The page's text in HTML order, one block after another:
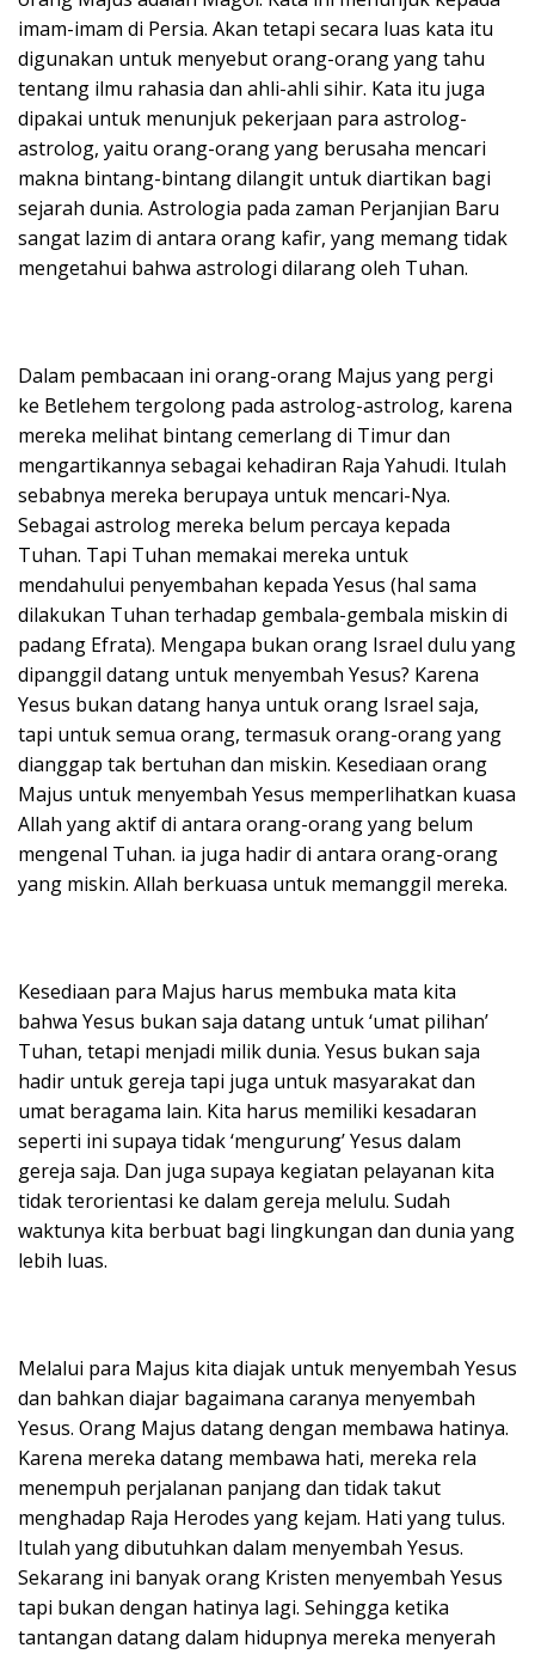
imam-imam di Persia. Akan tetapi secara luas kata itu
digunakan untuk menyebut orang-orang yang tahu
tentang ilmu rahasia dan ahli-ahli sihir. Kata itu juga
dipakai untuk menunjuk pekerjaan para astrolog-
astrolog, yaitu orang-orang yang berusaha mencari
makna bintang-bintang dilangit untuk diartikan bagi
sejarah dunia. Astrologia pada zaman Perjanjian Baru
sangat lazim di antara orang kafir, yang memang tidak
mengetahui bahwa astrologi dilarang oleh Tuhan.
Dalam pembacaan ini orang-orang Majus yang pergi
ke Betlehem tergolong pada astrolog-astrolog, karena
mereka melihat bintang cemerlang di Timur dan
mengartikannya sebagai kehadiran Raja Yahudi. Itulah
sebabnya mereka berupaya untuk mencari-Nya.
Sebagai astrolog mereka belum percaya kepada
Tuhan. Tapi Tuhan memakai mereka untuk
mendahului penyembahan kepada Yesus (hal sama
dilakukan Tuhan terhadap gembala-gembala miskin di
padang Efrata). Mengapa bukan orang Israel dulu yang
dipanggil datang untuk menyembah Yesus? Karena
Yesus bukan datang hanya untuk orang Israel saja,
tapi untuk semua orang, termasuk orang-orang yang
dianggap tak bertuhan dan miskin. Kesediaan orang
Majus untuk menyembah Yesus memperlihatkan kuasa
Allah yang aktif di antara orang-orang yang belum
mengenal Tuhan. ia juga hadir di antara orang-orang
yang miskin. Allah berkuasa untuk memanggil mereka.
Kesediaan para Majus harus membuka mata kita
bahwa Yesus bukan saja datang untuk ‘umat pilihan’
Tuhan, tetapi menjadi milik dunia. Yesus bukan saja
hadir untuk gereja tapi juga untuk masyarakat dan
umat beragama lain. Kita harus memiliki kesadaran
seperti ini supaya tidak ‘mengurung’ Yesus dalam
gereja saja. Dan juga supaya kegiatan pelayanan kita
tidak terorientasi ke dalam gereja melulu. Sudah
waktunya kita berbuat bagi lingkungan dan dunia yang
lebih luas.
Melalui para Majus kita diajak untuk menyembah Yesus
dan bahkan diajar bagaimana caranya menyembah
Yesus. Orang Majus datang dengan membawa hatinya.
Karena mereka datang membawa hati, mereka rela
menempuh perjalanan panjang dan tidak takut
menghadap Raja Herodes yang kejam. Hati yang tulus.
Itulah yang dibutuhkan dalam menyembah Yesus.
Sekarang ini banyak orang Kristen menyembah Yesus
tapi bukan dengan hatinya lagi. Sehingga ketika
tantangan datang dalam hidupnya mereka menyerah